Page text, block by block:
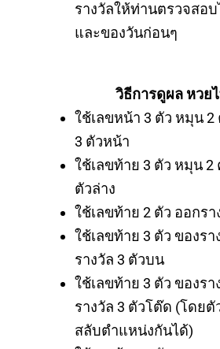
รางวัลให้ท่านตรวจสอ
และของวันก่อนๆ
วิธีการดูผล หวย
ใช้เลขหน้า 3 ตัว หมุน 2
3 ตัวหน้า
ใช้เลขท้าย 3 ตัว หมุน 2
ตัวล่าง
ใช้เลขท้าย 2 ตัว ออกรา
ใช้เลขท้าย 3 ตัว ของร
รางวัล 3 ตัวบน
ใช้เลขท้าย 3 ตัว ของร
รางวัล 3 ตัวโต๊ด (โดยตั
สลับตำแหน่งกันได้)